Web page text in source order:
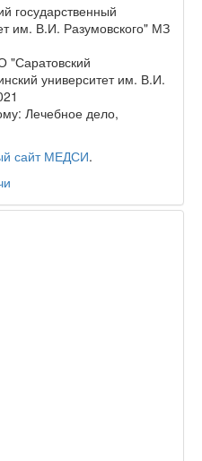
государственный
им. В.И. Разумовского" МЗ
университет им. В.И.
Лечебное дело,
сайт МЕДСИ.